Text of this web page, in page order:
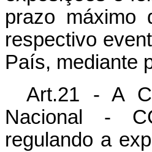
prazo máximo
respectivo
País, mediante
Art.21 - A
Nacional -
regulando a